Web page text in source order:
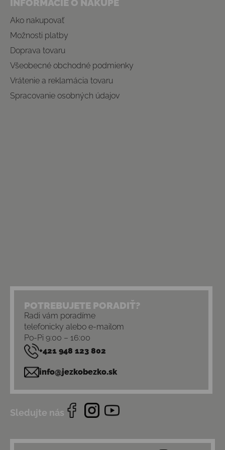
INFORMÁCIE O NÁKUPE
Ako nakupovať
Možnosti platby
Doprava tovaru
Všeobecné obchodné podmienky
Vrátenie a reklamácia tovaru
Spracovanie osobných údajov
POTREBUJETE PORADIŤ?
Radi vám poradíme
telefonicky alebo e-mailom
Po-Pi 9:00 – 16:00
+421 948 123 802
info@jezkobezko.sk
Sledujte nás